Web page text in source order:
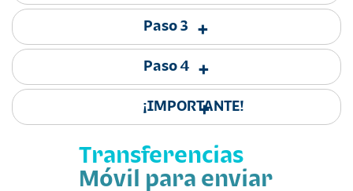
+
Paso 3
+
Paso 4
+
¡IMPORTANTE!
Transferencias
Móvil para enviar